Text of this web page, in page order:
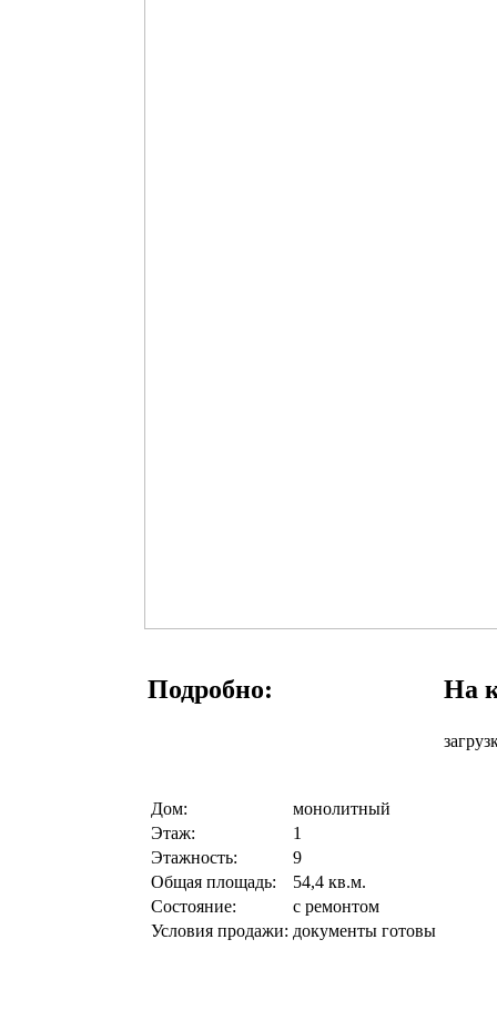
Подробно: На
Дом:
монолитный
Этаж:
1
Этажность:
9
Общая площадь:
54,4 кв.м.
Состояние:
с ремонтом
Условия продажи: документы готовы